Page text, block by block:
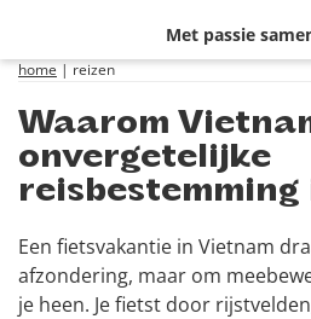
Met passie
home | reizen
Waarom
onvergetelijke
reisbestemming
Een fietsvakantie in Vietnam
afzondering, maar om
je heen. Je fietst door